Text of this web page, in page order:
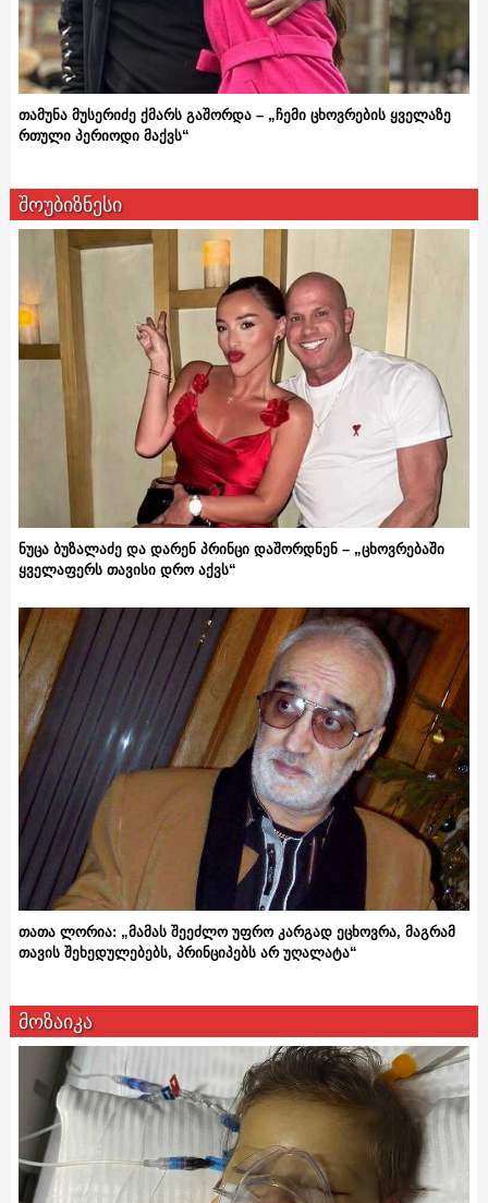
თამუნა მუსერიძე ქმარს გაშორდა – „ჩემი ცხოვრების ყველაზე
რთული პერიოდი მაქვს“
შოუბიზნესი
ნუცა ბუზალაძე და დარენ პრინცი დაშორდნენ – „ცხოვრებაში
ყველაფერს თავისი დრო აქვს“
თათა ლორია: „მამას შეეძლო უფრო კარგად ეცხოვრა, მაგრამ
თავის შეხედულებებს, პრინციპებს არ უღალატა“
მოზაიკა